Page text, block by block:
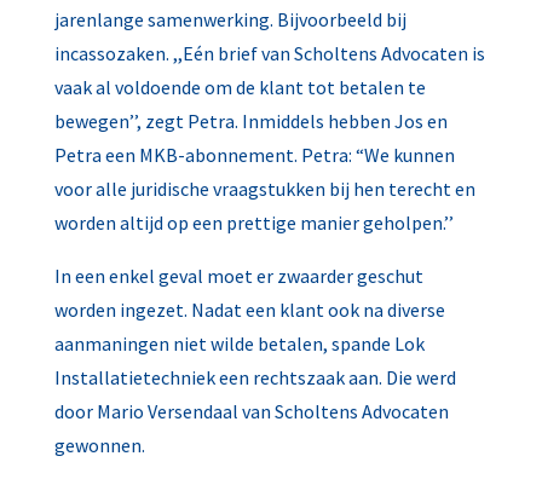
jarenlange samenwerking. Bijvoorbeeld bij
incassozaken. ,,Eén brief van Scholtens Advocaten is
vaak al voldoende om de klant tot betalen te
bewegen’’, zegt Petra. Inmiddels hebben Jos en
Petra een MKB-abonnement. Petra: “We kunnen
voor alle juridische vraagstukken bij hen terecht en
worden altijd op een prettige manier geholpen.’’
In een enkel geval moet er zwaarder geschut
worden ingezet. Nadat een klant ook na diverse
aanmaningen niet wilde betalen, spande Lok
Installatietechniek een rechtszaak aan. Die werd
door Mario Versendaal van Scholtens Advocaten
gewonnen.